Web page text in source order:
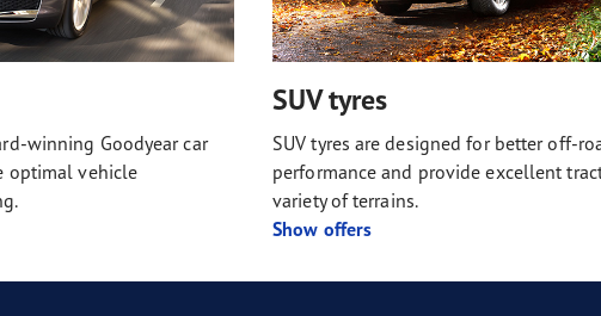
winning Goodyear car
optimal vehicle
SUV tyres
SUV tyres are designed for better off-
performance and provide excellent
variety of terrains.
Show offers